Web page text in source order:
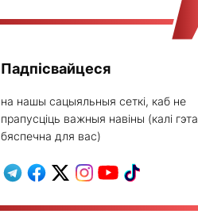
Падпісвайцеся
на нашы сацыяльныя сеткі, каб не
прапусціць важныя навіны (калі гэта
бяспечна для вас)